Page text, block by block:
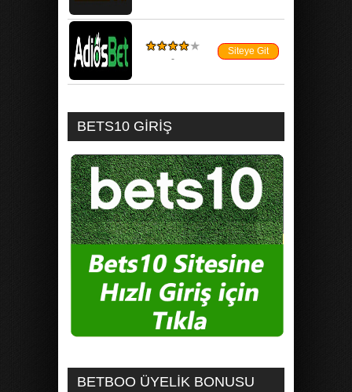
★★★★★
-
Siteye Git
BETS10 GIRIŞ
BETBOO ÜYELİK BONUSU